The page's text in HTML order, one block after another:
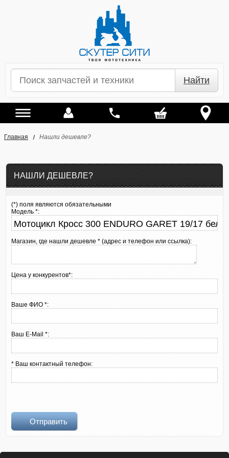
Найти
Главная Нашли дешевле?
НАШЛИ ДЕШЕВЛЕ?
(*) поля являются обязательными
Модель *:
Магазин, где нашли дешевле * (адрес и телефон или ссылка):
Цена у конкурентов*:
Ваше ФИО *:
Ваш E-Mail *:
* Ваш контактный телефон:
Отправить